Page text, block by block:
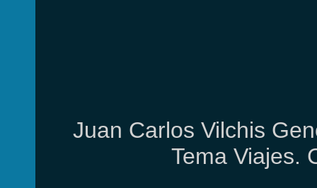
Juan Carlos Vilchis
Tema Viajes.